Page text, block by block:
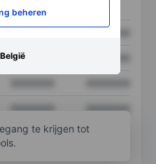
beheren
België
XXXXXXX
XXXXXXX
XXXXXXX
te krijgen tot